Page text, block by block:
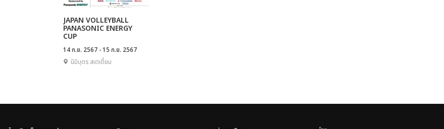
JAPAN VOLLEYBALL
PANASONIC ENERGY
CUP
ASIA TOUR IN
THAILAND 2024
14 ก.ย. 2567 - 15 ก.ย. 2567
นิมิบุตร สเตเดี้ยม